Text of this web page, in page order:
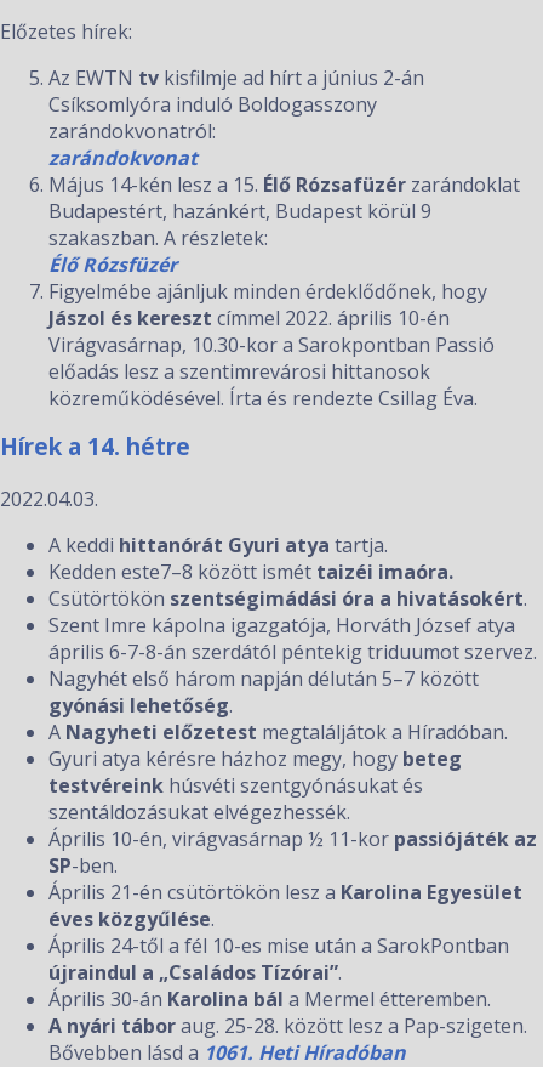
Előzetes hírek:
Az EWTN tv kisfilmje ad hírt a június 2-án
Csíksomlyóra induló Boldogasszony
zarándokvonatról:
zarándokvonat
Május 14-kén lesz a 15. Élő Rózsafüzér zarándoklat
Budapestért, hazánkért, Budapest körül 9
szakaszban. A részletek:
Élő Rózsfüzér
Figyelmébe ajánljuk minden érdeklődőnek, hogy
Jászol és kereszt címmel 2022. április 10-én
Virágvasárnap, 10.30-kor a Sarokpontban Passió
előadás lesz a szentimrevárosi hittanosok
közreműködésével. Írta és rendezte Csillag Éva.
Hírek a 14. hétre
2022.04.03.
A keddi hittanórát Gyuri atya tartja.
Kedden este7–8 között ismét taizéi imaóra.
Csütörtökön szentségimádási óra a hivatásokért.
Szent Imre kápolna igazgatója, Horváth József atya
április 6-7-8-án szerdától péntekig triduumot szervez.
Nagyhét első három napján délután 5–7 között
gyónási lehetőség.
A Nagyheti előzetest megtaláljátok a Híradóban.
Gyuri atya kérésre házhoz megy, hogy beteg
testvéreink húsvéti szentgyónásukat és
szentáldozásukat elvégezhessék.
Április 10-én, virágvasárnap ½ 11-kor passiójáték az
SP-ben.
Április 21-én csütörtökön lesz a Karolina Egyesület
éves közgyűlése.
Április 24-től a fél 10-es mise után a SarokPontban
újraindul a „Családos Tízórai”.
Április 30-án Karolina bál a Mermel étteremben.
A nyári táboraug. 25-28. között lesz a Pap-szigeten.
Bővebben lásd a 1061. Heti Híradóban